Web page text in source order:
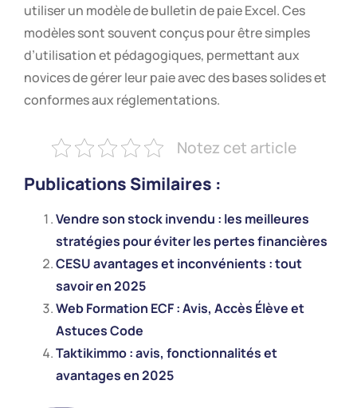
utiliser un modèle de bulletin de paie Excel. Ces
modèles sont souvent conçus pour être simples
d’utilisation et pédagogiques, permettant aux
novices de gérer leur paie avec des bases solides et
conformes aux réglementations.
Notez cet article
Publications Similaires :
Vendre son stock invendu : les meilleures
stratégies pour éviter les pertes financières
CESU avantages et inconvénients : tout
savoir en 2025
Web Formation ECF : Avis, Accès Élève et
Astuces Code
Taktikimmo : avis, fonctionnalités et
avantages en 2025